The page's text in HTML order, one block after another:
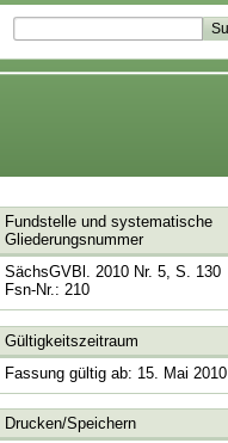
Fundstelle und systematische
Gliederungsnummer
SächsGVBl. 2010 Nr. 5, S. 130
Fsn-Nr.: 210
Gültigkeitszeitraum
Fassung gültig ab: 15. Mai 2010
Drucken/Speichern